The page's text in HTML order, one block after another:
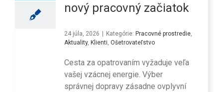
nový pracovný začiatok
24 júla, 2026 Kategórie: Pracovné prostredie,
Aktuality, Klienti, Ošetrovateľstvo
Cesta za opatrovaním vyžaduje veľa
vašej vzácnej energie. Výber
správnej dopravy zásadne ovplyvní